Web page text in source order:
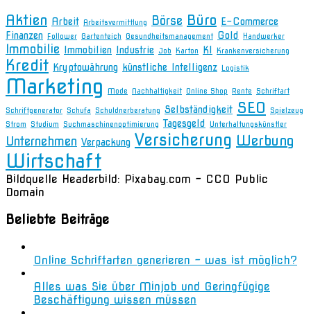
Aktien Arbeit Arbeitsvermittlung Börse Büro E-Commerce
Finanzen Follower Gartenteich Gesundheitsmanagement Gold Handwerker
Immobilie Immobilien Industrie Job Karton KI Krankenversicherung
Kredit Kryptowährung künstliche Intelligenz Logistik
Marketing Mode Nachhaltigkeit Online Shop Rente Schriftart
Schriftgenerator Schufa Schuldnerberatung Selbständigkeit SEO
Spielzeug
Strom
Studium Suchmaschinenoptimierung Tagesgeld Unterhaltungskünstler
Unternehmen Verpackung Versicherung Werbung
Wirtschaft
Bildquelle Headerbild: Pixabay.com - CC0 Public
Domain
Beliebte Beiträge
Online Schriftarten generieren – was ist möglich?
Alles was Sie über Minjob und Geringfügige
Beschäftigung wissen müssen